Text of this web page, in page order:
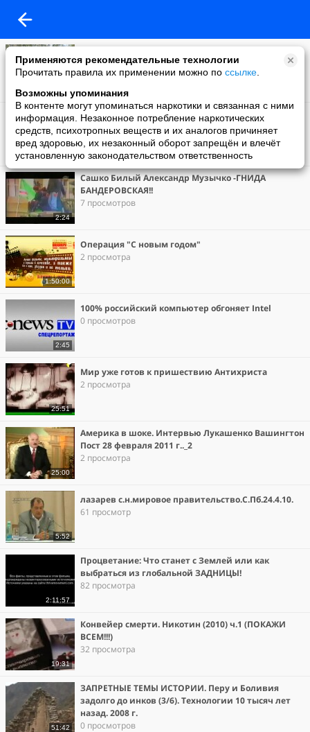
Применяются рекомендательные технологии
Прочитать правила их применении можно по ссылке
Возможны упоминания
В контенте могут упоминаться наркотики и связанная с ними
информация. Незаконное потребление наркотических
средств, психотропных веществ и их аналогов причиняет
вред здоровью, их незаконный оборот запрещён и влечёт
установленную законодательством ответственность
2 просмотра
19:15
Задело. Дикий Запад
0 просмотров
2:24
Сашко Билый Александр Музычко -ГНИДА
БАНДЕРОВСКАЯ!!
7 просмотров
1:50:00
Операция "С новым годом"
2 просмотра
2:45
100% российский компьютер обгоняет Intel
0 просмотров
25:51
Мир уже готов к пришествию Антихриста
2 просмотра
25:00
Америка в шоке. Интервью Лукашенко Вашингтон
Пост 28 февраля 2011 г.._2
2 просмотра
5:52
лазарев с.н.мировое правительство.С.Пб.24.4.10.
61 просмотр
2:11:57
Процветание: Что станет с Землей или как
выбраться из глобальной ЗАДНИЦЫ!
82 просмотра
19:31
Конвейер смерти. Никотин (2010) ч.1 (ПОКАЖИ
ВСЕМ!!!)
32 просмотра
51:42
ЗАПРЕТНЫЕ ТЕМЫ ИСТОРИИ. Перу и Боливия
задолго до инков (3/6). Технологии 10 тысяч лет
назад. 2008 г.
0 просмотров